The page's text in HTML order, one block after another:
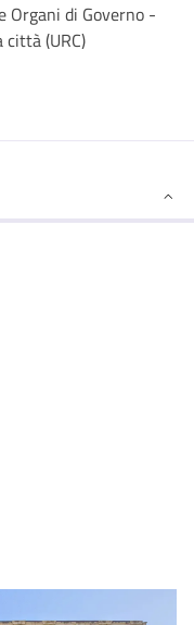
Organi di Governo -
(URC)